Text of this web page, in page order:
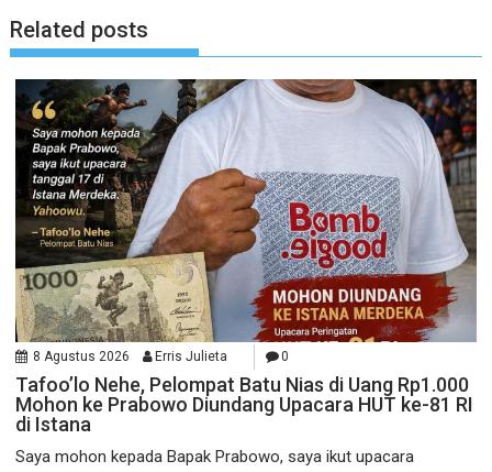
Related posts
8 Agustus 2026 Erris Julieta 0
Tafoo’lo Nehe, Pelompat Batu Nias di Uang Rp1.000
Mohon ke Prabowo Diundang Upacara HUT ke-81 RI
di Istana
Saya mohon kepada Bapak Prabowo, saya ikut upacara